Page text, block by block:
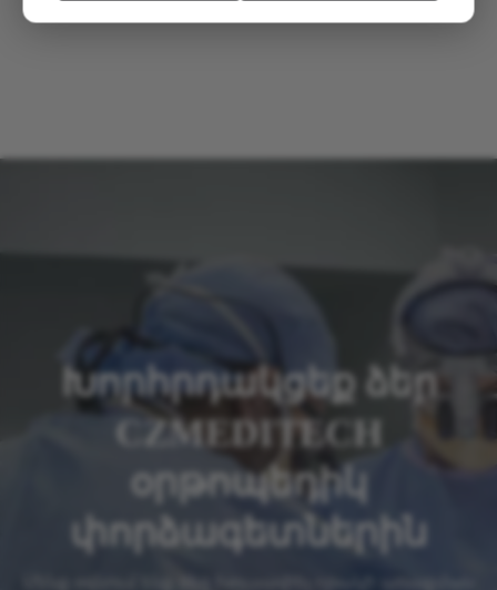
Խորհրդակցեք ձեր
CZMEDITECH
օրթոպեդիկ
փորձագետներին